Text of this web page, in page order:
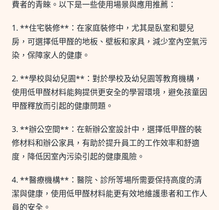
費者的青睞。以下是一些使用場景與應用推薦：
1. **住宅裝修**：在家庭裝修中，尤其是臥室和嬰兒
房，可選擇低甲醛的地板、壁板和家具，減少室內空氣污
染，保障家人的健康。
2. **學校與幼兒園**：對於學校及幼兒園等教育機構，
使用低甲醛材料能夠提供更安全的學習環境，避免孩童因
甲醛釋放而引起的健康問題。
3. **辦公空間**：在新辦公室設計中，選擇低甲醛的裝
修材料和辦公家具，有助於提升員工的工作效率和舒適
度，降低因室內污染引起的健康風險。
4. **醫療機構**：醫院、診所等場所需要保持高度的清
潔與健康，使用低甲醛材料能更有效地維護患者和工作人
員的安全。